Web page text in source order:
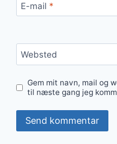
E-mail *
Websted
Gem mit navn, mail og
til næste gang jeg